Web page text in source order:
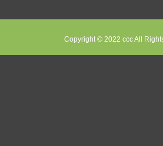
Copyright © 2022 ccc All